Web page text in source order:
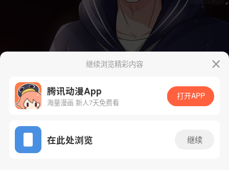
App免费看
继续浏览精彩内容
腾讯动漫App
海量漫画 新人7天免费看
打开APP
在此处浏览 继续